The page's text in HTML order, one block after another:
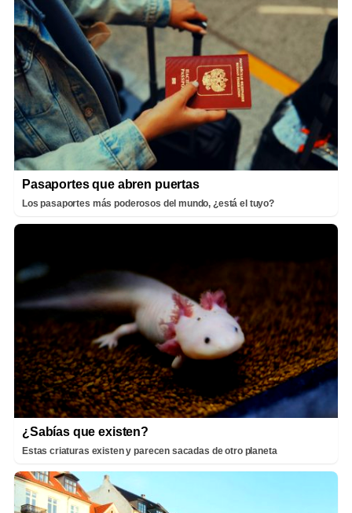
Pasaportes que abren puertas
Los pasaportes más poderosos del mundo, ¿está el tuyo?
¿Sabías que existen?
Estas criaturas existen y parecen sacadas de otro planeta